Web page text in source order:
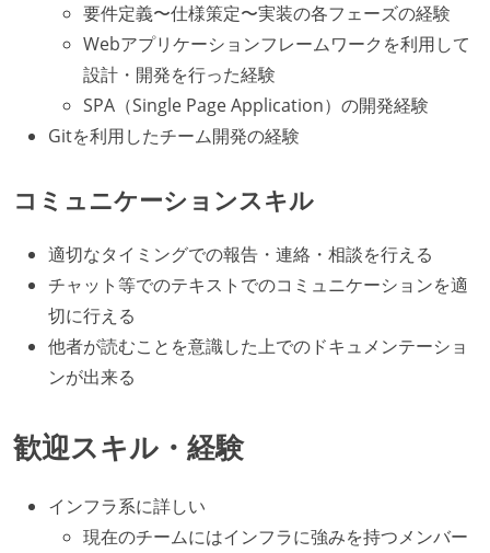
要件定義〜仕様策定〜実装の各フェーズの経験
Webアプリケーションフレームワークを利用して
設計・開発を行った経験
SPA（Single Page Application）の開発経験
Gitを利用したチーム開発の経験
コミュニケーションスキル
適切なタイミングでの報告・連絡・相談を行える
チャット等でのテキストでのコミュニケーションを適
切に行える
他者が読むことを意識した上でのドキュメンテーショ
ンが出来る
歓迎スキル・経験
インフラ系に詳しい
現在のチームにはインフラに強みを持つメンバー